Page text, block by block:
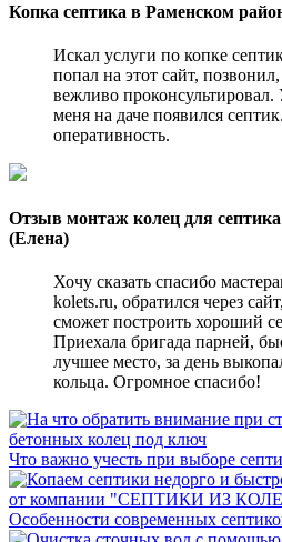
Копка септика в Раменском
Искал услуги по копке
попал на этот сайт,
вежливо проконсультировал.
меня на даче появился
оперативность.
Отзыв монтаж колец для
(Елена)
Хочу сказать спасибо
kolets.ru, обратился через
сможет построить хороший
Приехала бригада парней,
лучшее место, за день
кольца. Огромное спасибо!
Что важно учесть при выборе
Особенности современных